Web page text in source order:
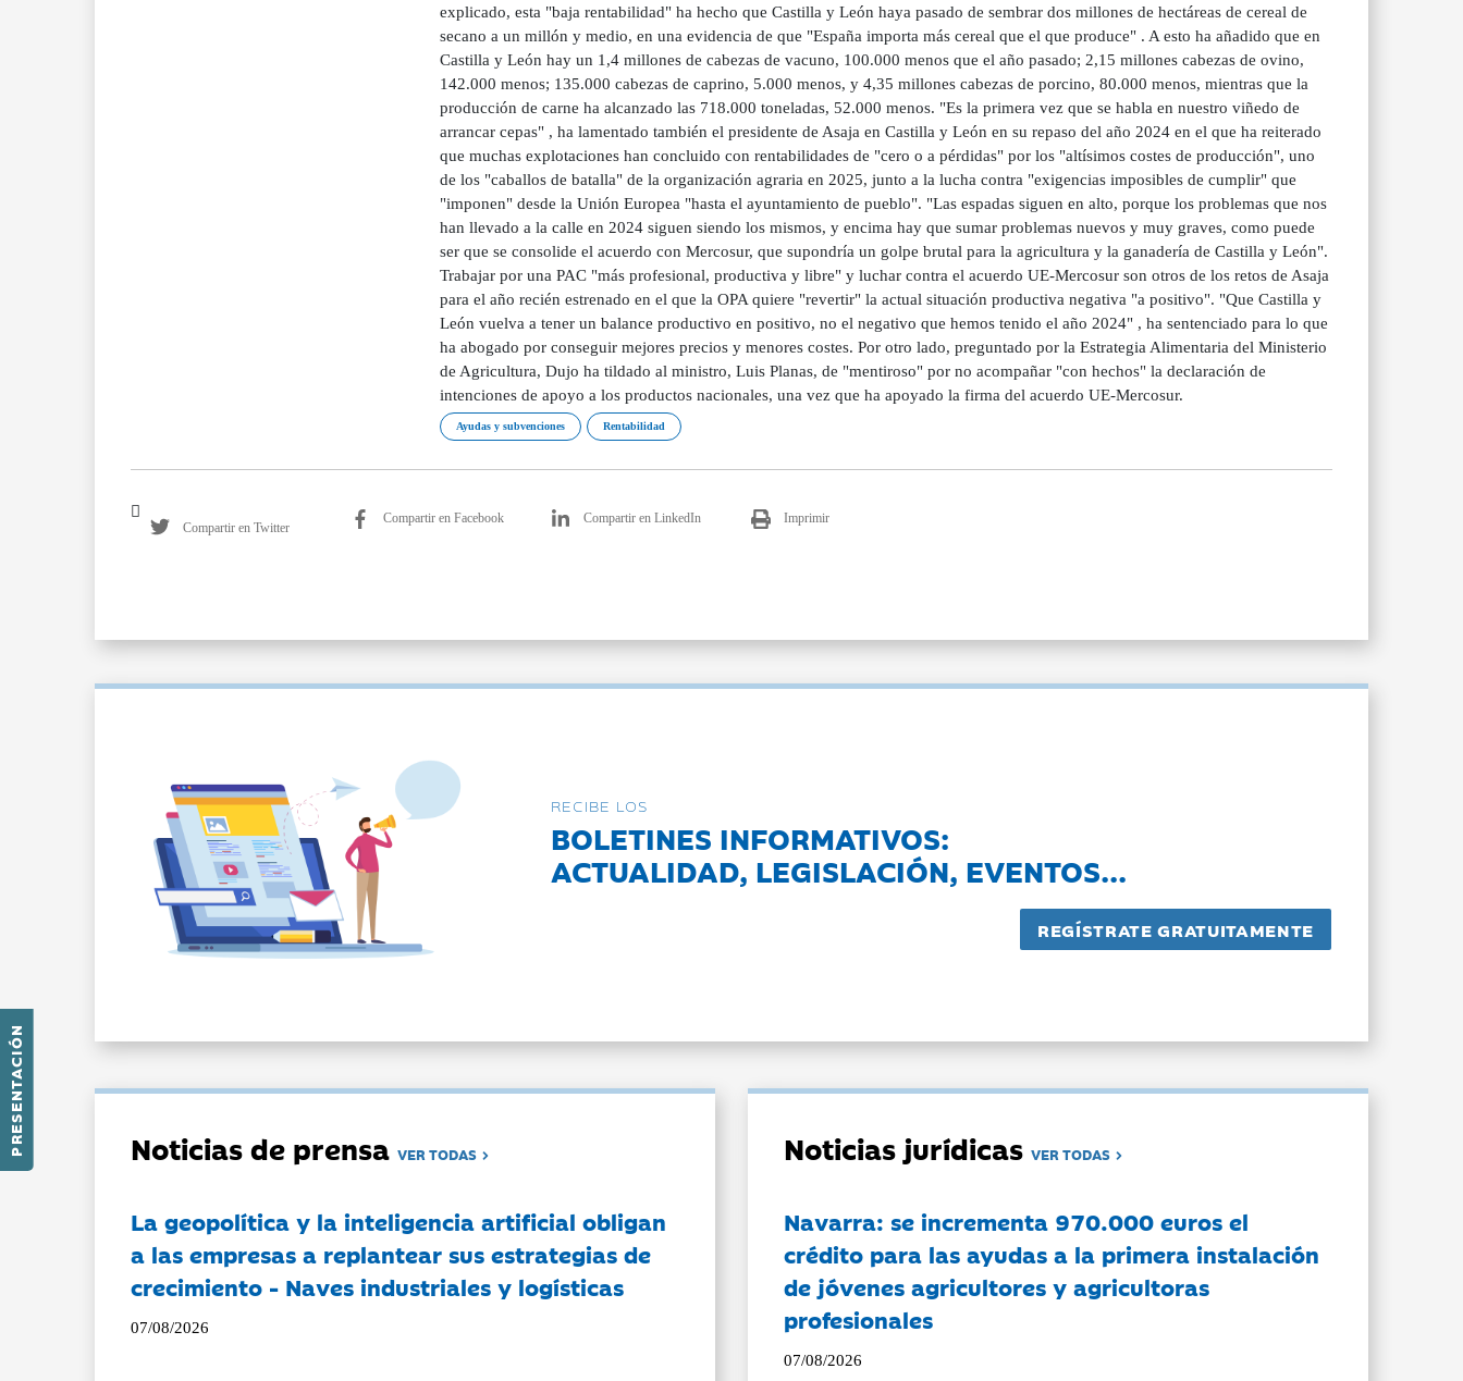
PRESENTACIÓN
explicado, esta "baja rentabilidad" ha hecho que Castilla y León haya pasado de sembrar dos millones de hectáreas de cereal de
secano a un millón y medio, en una evidencia de que "España importa más cereal que el que produce" . A esto ha añadido que en
Castilla y León hay un 1,4 millones de cabezas de vacuno, 100.000 menos que el año pasado; 2,15 millones cabezas de ovino,
142.000 menos; 135.000 cabezas de caprino, 5.000 menos, y 4,35 millones cabezas de porcino, 80.000 menos, mientras que la
producción de carne ha alcanzado las 718.000 toneladas, 52.000 menos. "Es la primera vez que se habla en nuestro viñedo de
arrancar cepas" , ha lamentado también el presidente de Asaja en Castilla y León en su repaso del año 2024 en el que ha reiterado
que muchas explotaciones han concluido con rentabilidades de "cero o a pérdidas" por los "altísimos costes de producción", uno
de los "caballos de batalla" de la organización agraria en 2025, junto a la lucha contra "exigencias imposibles de cumplir" que
"imponen" desde la Unión Europea "hasta el ayuntamiento de pueblo". "Las espadas siguen en alto, porque los problemas que nos
han llevado a la calle en 2024 siguen siendo los mismos, y encima hay que sumar problemas nuevos y muy graves, como puede
ser que se consolide el acuerdo con Mercosur, que supondría un golpe brutal para la agricultura y la ganadería de Castilla y León".
Trabajar por una PAC "más profesional, productiva y libre" y luchar contra el acuerdo UE-Mercosur son otros de los retos de Asaja
para el año recién estrenado en el que la OPA quiere "revertir" la actual situación productiva negativa "a positivo". "Que Castilla y
León vuelva a tener un balance productivo en positivo, no el negativo que hemos tenido el año 2024" , ha sentenciado para lo que
ha abogado por conseguir mejores precios y menores costes. Por otro lado, preguntado por la Estrategia Alimentaria del Ministerio
de Agricultura, Dujo ha tildado al ministro, Luis Planas, de "mentiroso" por no acompañar "con hechos" la declaración de
intenciones de apoyo a los productos nacionales, una vez que ha apoyado la firma del acuerdo UE-Mercosur.
Ayudas y subvenciones Rentabilidad
Compartir en Twitter
Compartir en Facebook Compartir en LinkedIn Imprimir
RECIBE LOS
BOLETINES INFORMATIVOS:
ACTUALIDAD, LEGISLACIÓN, EVENTOS...
Noticias de prensaVER TODAS
La geopolítica y la inteligencia artificial obligan
a las empresas a replantear sus estrategias de
crecimiento - Naves industriales y logísticas
07/08/2026
Noticias jurídicasVER TODAS
Navarra: se incrementa 970.000 euros el
crédito para las ayudas a la primera instalación
de jóvenes agricultores y agricultoras
profesionales
07/08/2026